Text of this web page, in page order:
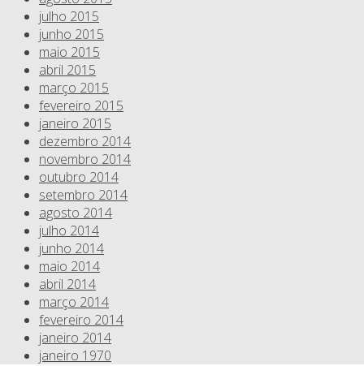
julho 2015
junho 2015
maio 2015
abril 2015
março 2015
fevereiro 2015
janeiro 2015
dezembro 2014
novembro 2014
outubro 2014
setembro 2014
agosto 2014
julho 2014
junho 2014
maio 2014
abril 2014
março 2014
fevereiro 2014
janeiro 2014
janeiro 1970